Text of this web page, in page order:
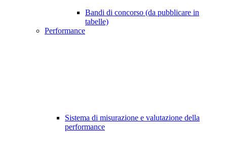
Bandi di concorso (da pubblicare in
tabelle)
Performance
Sistema di misurazione e valutazione della
performance